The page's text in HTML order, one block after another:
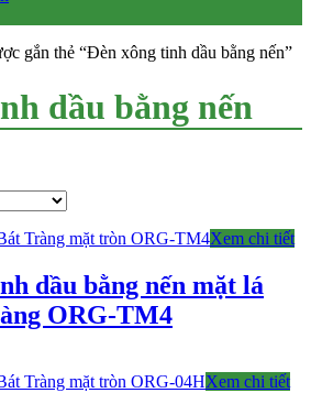
gắn thẻ “Đèn xông tinh dầu bằng nến”
dầu bằng nến
Xem chi tiết
dầu bằng nến mặt lá
ORG-TM4
Xem chi tiết